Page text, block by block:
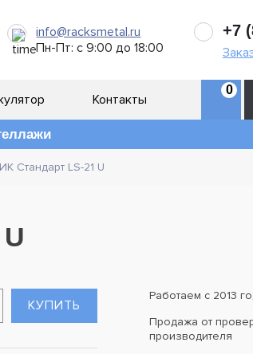
info@racksmetal.ru
Пн-Пт: с 9:00 до 18:00
+7
Контакты
0
Стандарт LS-21 U
КУПИТЬ
Работаем с 2013
Продажа от
производителя